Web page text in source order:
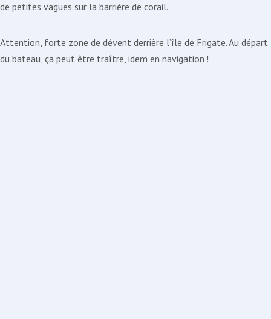
de petites vagues sur la barrière de corail.
Attention, forte zone de dévent derrière l’île de Frigate. Au départ
du bateau, ça peut être traître, idem en navigation !